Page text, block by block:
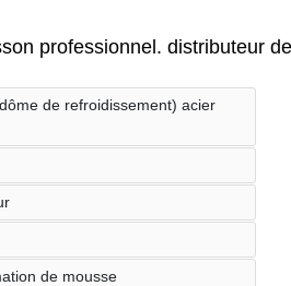
professionnel. distributeur de
de refroidissement) acier
de mousse